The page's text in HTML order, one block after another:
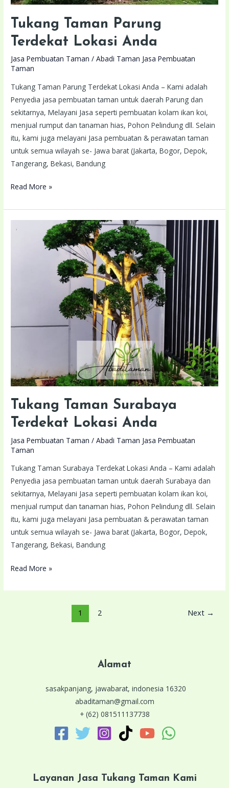
Tukang Taman Parung
Terdekat Lokasi Anda
Jasa Pembuatan Taman /Abadi Taman Jasa Pembuatan
Taman
Tukang Taman Parung Terdekat Lokasi Anda – Kami adalah
Penyedia jasa pembuatan taman untuk daerah Parung dan
sekitarnya, Melayani Jasa seperti pembuatan kolam ikan koi,
menjual rumput dan tanaman hias, Pohon Pelindung dll. Selain
itu, kami juga melayani Jasa pembuatan & perawatan taman
untuk semua wilayah se- Jawa barat (Jakarta, Bogor, Depok,
Tangerang, Bekasi, Bandung
Read More »
Tukang Taman Surabaya
Terdekat Lokasi Anda
Jasa Pembuatan Taman /Abadi Taman Jasa Pembuatan
Taman
Tukang Taman Surabaya Terdekat Lokasi Anda – Kami adalah
Penyedia jasa pembuatan taman untuk daerah Surabaya dan
sekitarnya, Melayani Jasa seperti pembuatan kolam ikan koi,
menjual rumput dan tanaman hias, Pohon Pelindung dll. Selain
itu, kami juga melayani Jasa pembuatan & perawatan taman
untuk semua wilayah se- Jawa barat (Jakarta, Bogor, Depok,
Tangerang, Bekasi, Bandung
Read More »
1 2 Next →
Alamat
sasakpanjang, jawabarat, indonesia 16320
abaditaman@gmail.com
+ (62) 081511137738
Layanan Jasa Tukang Taman Kami